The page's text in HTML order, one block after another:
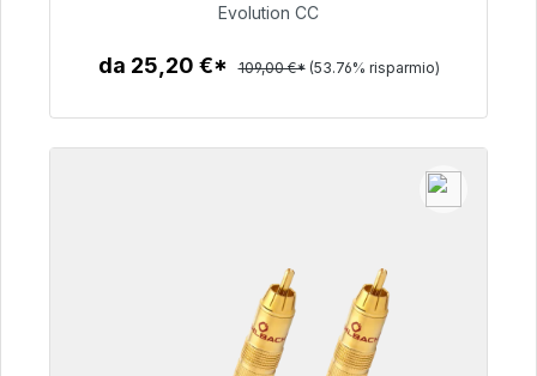
50,40 €
Evolution CC
da 25,20 €* 109,00 €* (53.76% risparmio)